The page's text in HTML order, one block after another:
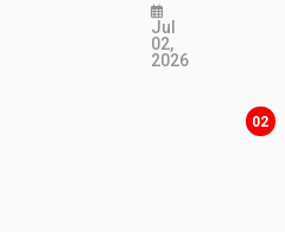
Jul
02,
2026
02